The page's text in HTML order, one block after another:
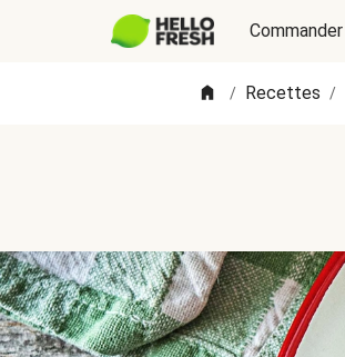
Commander
/ Recettes /